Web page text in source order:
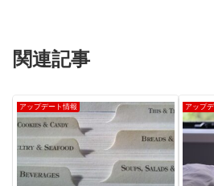
関連記事
アップデート情報 アップ